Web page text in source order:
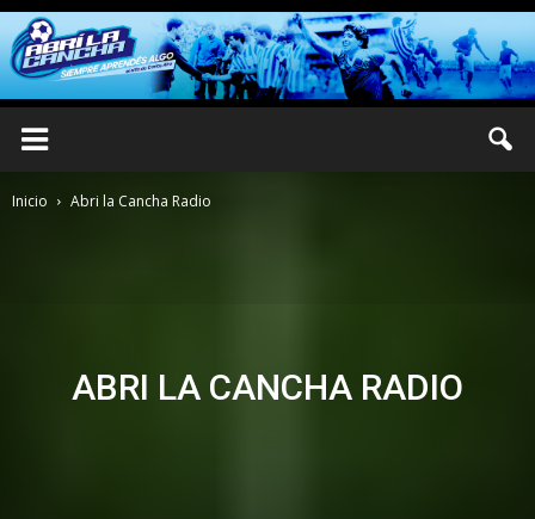
Inicio Abri la Cancha Radio
ABRI LA CANCHA RADIO